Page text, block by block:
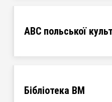
ABC польської
Бібліотека ВМ